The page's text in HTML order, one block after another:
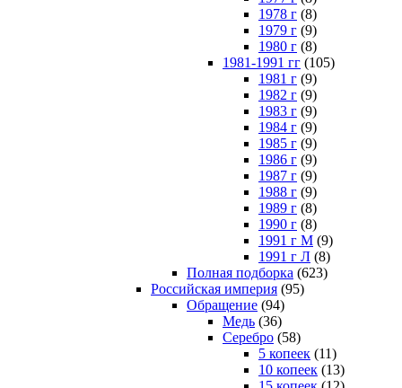
1978 г (8)
1979 г (9)
1980 г (8)
1981-1991 гг (105)
1981 г (9)
1982 г (9)
1983 г (9)
1984 г (9)
1985 г (9)
1986 г (9)
1987 г (9)
1988 г (9)
1989 г (8)
1990 г (8)
1991 г М (9)
1991 г Л (8)
Полная подборка (623)
Российская империя (95)
Обращение (94)
Медь (36)
Серебро (58)
5 копеек (11)
10 копеек (13)